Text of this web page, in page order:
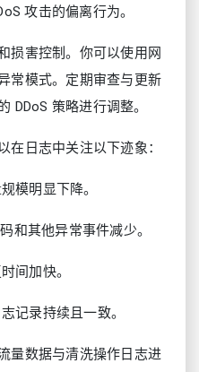
攻击的偏离行为。
损害控制。你可以使用网
常模式。定期审查与更新
DDoS 策略进行调整。
在日志中关注以下迹象：
模明显下降。
和其他异常事件减少。
间加快。
记录持续且一致。
量数据与清洗操作日志进